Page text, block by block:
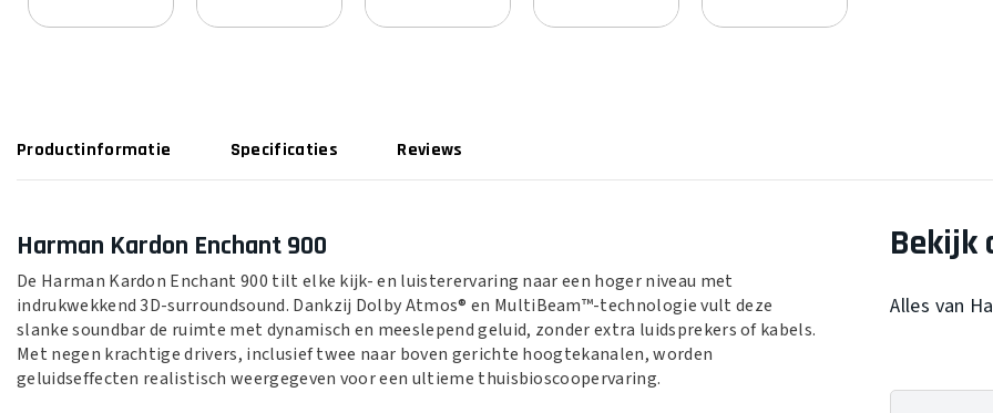
Productinformatie Specificaties Reviews
Harman Kardon Enchant 900
De Harman Kardon Enchant 900 tilt elke kijk- en luisterervaring naar een hoger niveau met
indrukwekkend 3D-surroundsound. Dankzij Dolby Atmos® en MultiBeam™-technologie vult deze
slanke soundbar de ruimte met dynamisch en meeslepend geluid, zonder extra luidsprekers of kabels.
Met negen krachtige drivers, inclusief twee naar boven gerichte hoogtekanalen, worden
geluidseffecten realistisch weergegeven voor een ultieme thuisbioscoopervaring.
Bekijk
Alles van